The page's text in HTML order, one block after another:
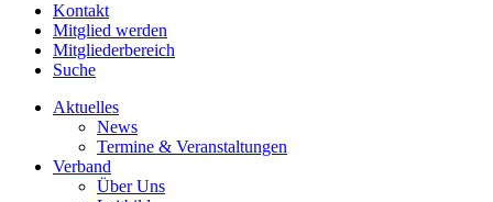
Kontakt
Mitglied werden
Mitgliederbereich
Suche
Aktuelles
News
Termine & Veranstaltungen
Verband
Über Uns